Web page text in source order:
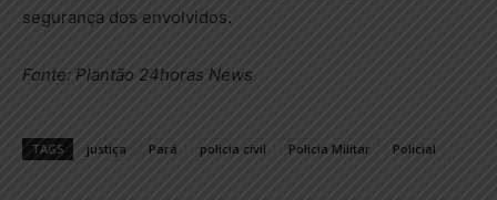
segurança dos envolvidos.
Fonte: Plantão 24horas News
TAGS justiça Pará policia civil Policia Militar Policial